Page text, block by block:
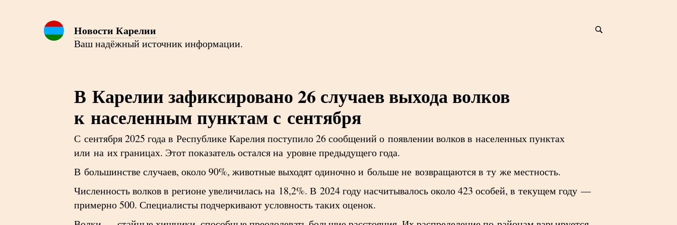
Новости Карелии
Ваш надёжный источник информации.
В Карелии зафиксировано 26 случаев выхода волков
к населенным пунктам с сентября
С сентября 2025 года в Республике Карелия поступило 26 сообщений о появлении волков в населенных пунктах
или на их границах. Этот показатель остался на уровне предыдущего года.
В большинстве случаев, около 90%, животные выходят одиночно и больше не возвращаются в ту же местность.
Численность волков в регионе увеличилась на 18,2%. В 2024 году насчитывалось около 423 особей, в текущем году —
примерно 500. Специалисты подчеркивают условность таких оценок.